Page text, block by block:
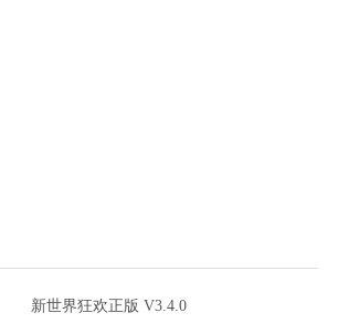
新世界狂欢正版 V3.4.0